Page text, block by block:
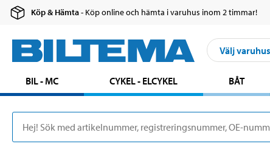
Köp & Hämta- Köp online och hämta i varuhus inom 2 timmar!
Välj varuhus
BIL - MC CYKEL - ELCYKEL BÅT